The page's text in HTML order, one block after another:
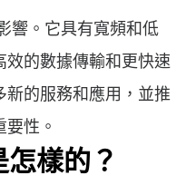
響。它具有寬頻和低
的數據傳輸和更快速
新的服務和應用，並推
性。
樣的？